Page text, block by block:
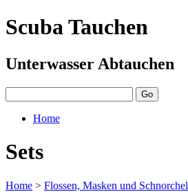
Scuba Tauchen
Unterwasser Abtauchen
Home
Sets
Home > Flossen, Masken und Schnorchel